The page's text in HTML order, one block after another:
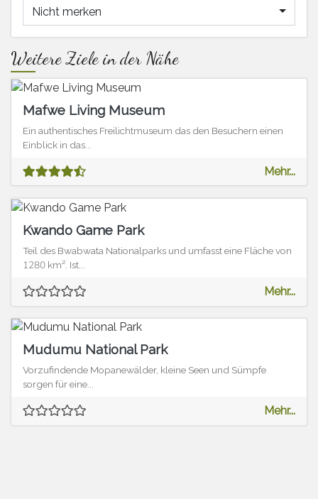
Nicht merken
Weitere Ziele in der Nähe
Mafwe Living Museum
Ein authentisches Freilichtmuseum das den Besuchern einen
Einblick in das...
Mehr...
Kwando Game Park
Teil des Bwabwata Nationalparks und umfasst eine Fläche von
1280 km². Ist...
Mehr...
Mudumu National Park
Vorzufindende Mopanewälder, kleine Seen und Sümpfe
sorgen für eine...
Mehr...